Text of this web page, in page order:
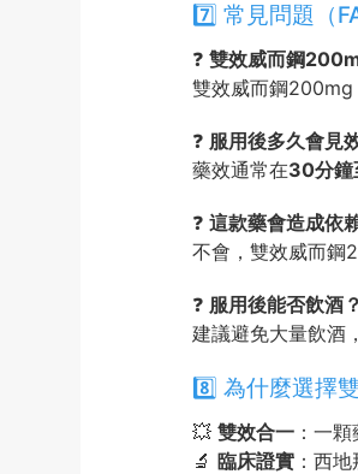
7️⃣ 常見問題（
❓ 雙效威而鋼
雙效威而鋼200mg
❓ 服用後多久會見
藥效通常在30分鐘
❓ 這款藥會造成依
不會，雙效威而鋼
❓ 服用後能否飲酒？
建議避免大量飲酒
8️⃣ 為什麼選擇
💥 雙效合一 ：一
🔬 臨床證實 ：西